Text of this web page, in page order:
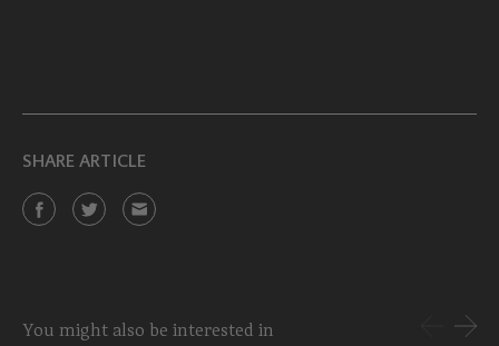
SHARE ARTICLE
You might also be interested in